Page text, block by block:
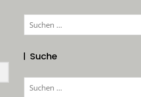
Suchen
Suche
Suchen